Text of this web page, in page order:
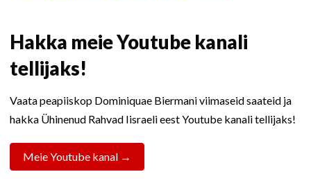
Hakka meie Youtube kanali
tellijaks!
Vaata peapiiskop Dominiquae Biermani viimaseid saateid ja
hakka Ühinenud Rahvad Iisraeli eest Youtube kanali tellijaks!
Meie Youtube kanal →